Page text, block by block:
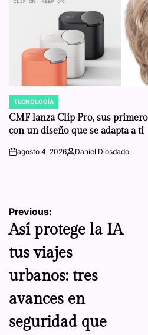
POSTED
IN
TECNOLOGÍA
CMF lanza Clip Pro, sus
con un diseño que se adapta a ti
onagosto 4, 2026Posted
Daniel Diosdado
Navegación
de
entradas
Previous:
Así protege la IA
tus viajes
urbanos: tres
avances en
seguridad que